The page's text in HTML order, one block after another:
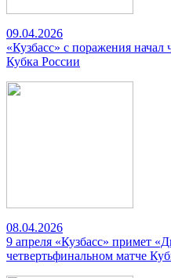
09.04.2026
«Кузбасс» с поражения
Кубка России
08.04.2026
9 апреля «Кузбасс» примет
четвертьфинальном матче